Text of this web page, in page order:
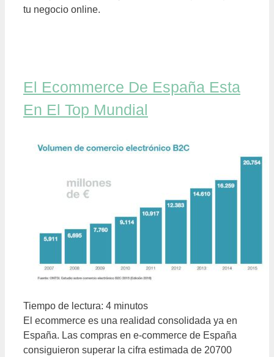
tu negocio online.
El Ecommerce De España Esta
En El Top Mundial
Tiempo de lectura: 4 minutos
El ecommerce es una realidad consolidada ya en
España. Las compras en e-commerce de España
consiguieron superar la cifra estimada de 20700